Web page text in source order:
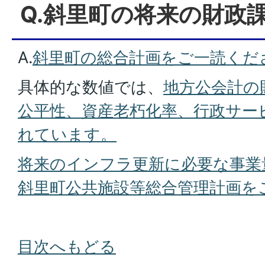
Q.斜里町の将来の財政
A.斜里町の総合計画をご一読くだ
具体的な数値では、 地方公会計
公平性、資産老朽化率、行政サ
れています。
将来のインフラ更新に必要な事
斜里町公共施設等総合管理計画
目次へもどる